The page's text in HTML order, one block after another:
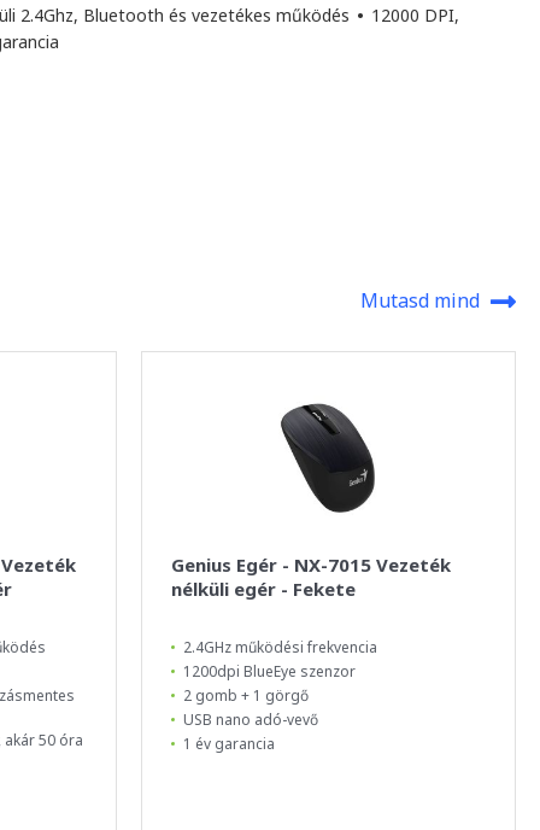
2.4Ghz, Bluetooth és vezetékes működés • 12000 DPI,
Mutasd mind
akár 50 óra
Genius Egér - NX-7015 Vezeték
nélküli egér - Fekete
2.4GHz működési frekvencia
1200dpi BlueEye szenzor
2 gomb + 1 görgő
USB nano adó-vevő
1 év garancia